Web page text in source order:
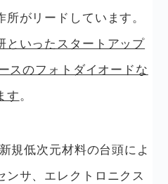
がリードしています。
といったスタートアップ
スのフォトダイオードな
す。
規低次元材料の台頭によ
ンサ、エレクトロニクス